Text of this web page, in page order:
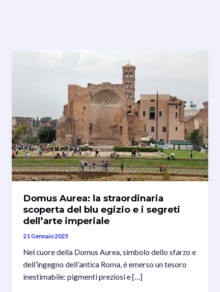
Domus Aurea: la straordinaria
scoperta del blu egizio e i segreti
dell’arte imperiale
21 Gennaio 2025
Nel cuore della Domus Aurea, simbolo dello sfarzo e
dell’ingegno dell’antica Roma, è emerso un tesoro
inestimabile: pigmenti preziosi e […]